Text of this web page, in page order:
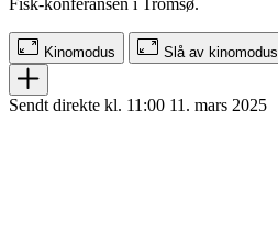
Fisk-konferansen i Tromsø.
Kinomodus Slå av kinomodus
Sendt direkte kl. 11:00 11. mars 2025